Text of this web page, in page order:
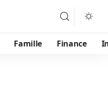
Famille Finance